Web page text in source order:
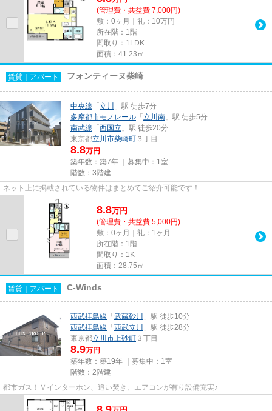
(管理費・共益費 7,000円)
敷：0ヶ月｜礼：10万円
所在階：1階
間取り：1LDK
面積：41.23㎡
賃貸｜アパート フォンティーヌ柴崎
中央線 「立川
」駅 徒歩7分
多摩都市モノレール 「立川南 」駅 徒歩5分
南武線 「西国立 」駅 徒歩20分
東京都立川市柴崎町 ３丁目
8.8万円
築年数：築7年 ｜募集中： 1室
階数：3階建
ネット上に掲載されている物件はまとめてご紹介可能です！
8.8万円
(管理費・共益費 5,000円)
敷：0ヶ月｜礼：1ヶ月
所在階：1階
間取り：1K
面積：28.75㎡
賃貸｜アパート C-Winds
西武拝島線 「武蔵砂川
」駅 徒歩10分
西武拝島線 「西武立川
」駅 徒歩28分
東京都立川市 上砂町 ３丁目
8.9万円
築年数：築19年 ｜募集中： 1室
階数：2階建
都市ガス！Ｖインターホン、追い焚き、エアコンが有り設備充実♪